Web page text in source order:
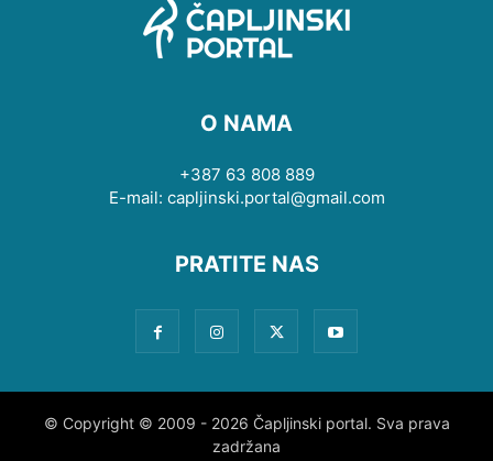
O NAMA
+387 63 808 889
E-mail: capljinski.portal@gmail.com
PRATITE NAS
© Copyright © 2009 - 2026 Čapljinski portal. Sva prava
zadržana